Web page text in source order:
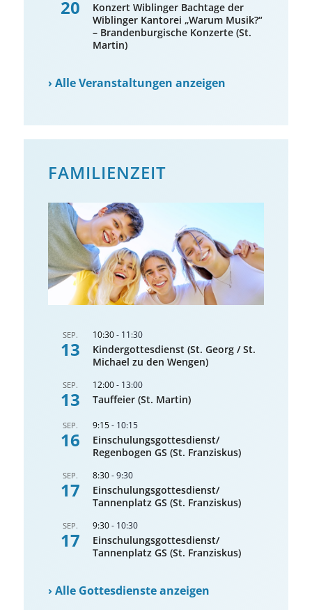
20
Konzert Wiblinger Bachtage der
Wiblinger Kantorei „Warum Musik?“
– Brandenburgische Konzerte (St.
Martin)
›Alle Veranstaltungen anzeigen
FAMILIENZEIT
SEP.
13
10:30- 11:30
Kindergottesdienst (St. Georg / St.
Michael zu den Wengen)
SEP.
13
12:00- 13:00
Tauffeier (St. Martin)
SEP.
16
9:15- 10:15
Einschulungsgottesdienst/
Regenbogen GS (St. Franziskus)
SEP.
17
8:30-9:30
Einschulungsgottesdienst/
Tannenplatz GS (St. Franziskus)
SEP.
17
9:30- 10:30
Einschulungsgottesdienst/
Tannenplatz GS (St. Franziskus)
›Alle Gottesdienste anzeigen